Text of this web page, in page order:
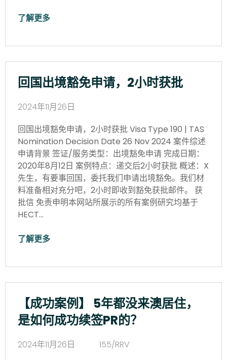
了解更多
回国出境豁免申请，2小时获批
2024年11月26日
回国出境豁免申请，2小时获批 Visa Type 190 | TAS
Nomination Decision Date 26 Nov 2024 案件综述
申请背景 签证/服务类型：出境豁免申请 完成日期：
2020年8月12日 案例特点：递交后2小时获批 概述：X
先生，有要事回国，委托我们申请出境豁免。我们材
料准备相对充分吧，2小时即收到豁免获批邮件。 获
批信 免责申明本网站所展示的所有案例研究均基于
HECT…
了解更多
【成功案例】 5年都没来澳居住，
是如何成功续签PR的？
2024年11月26日
155/RRV